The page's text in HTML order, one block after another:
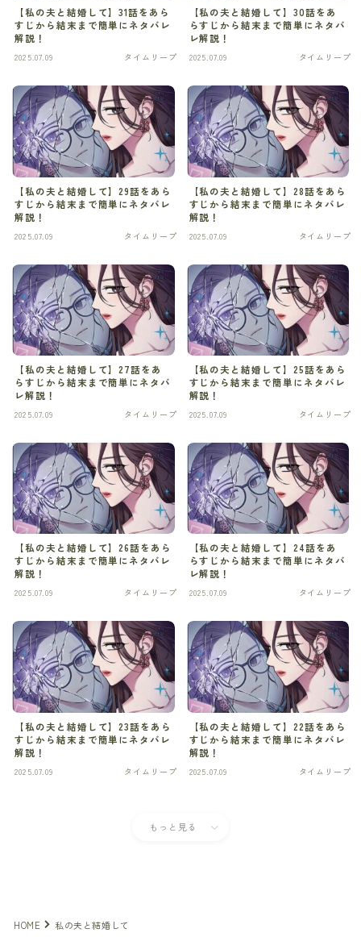
サスパンス
サスペンス
サスペンス・ミステリ
サスペンス・ミステリー
サバイバル
スポーツ
スローライフ
タイムリープ
タイムリープ
タイムリープ
ディストピア
デスゲーム
デスゲーム
ドキュメンタリー
バトル・アクション
パニックモノ
パーティー追放モノ
ヒューマンドラマ
【私の夫と結婚して】31話をあら
すじから結末まで簡単にネタバレ
解説！
2025.07.09 タイムリープ
【私の夫と結婚して】30話をあ
らすじから結末まで簡単にネタバ
レ解説！
2025.07.09 タイムリープ
【私の夫と結婚して】29話をあら
すじから結末まで簡単にネタバレ
解説！
2025.07.09 タイムリープ
【私の夫と結婚して】28話をあら
すじから結末まで簡単にネタバレ
解説！
2025.07.09 タイムリープ
【私の夫と結婚して】27話をあ
らすじから結末まで簡単にネタバ
レ解説！
2025.07.09 タイムリープ
【私の夫と結婚して】25話をあら
すじから結末まで簡単にネタバレ
解説！
2025.07.09 タイムリープ
【私の夫と結婚して】26話をあら
すじから結末まで簡単にネタバレ
解説！
2025.07.09 タイムリープ
【私の夫と結婚して】24話をあ
らすじから結末まで簡単にネタバ
レ解説！
2025.07.09 タイムリープ
【私の夫と結婚して】23話をあら
すじから結末まで簡単にネタバレ
解説！
2025.07.09 タイムリープ
【私の夫と結婚して】22話をあら
すじから結末まで簡単にネタバレ
解説！
2025.07.09 タイムリープ
もっと見る
HOME 私の夫と結婚して